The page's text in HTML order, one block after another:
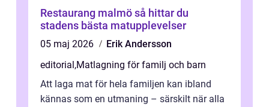
Restaurang malmö så hittar du
stadens bästa matupplevelser
05 maj 2026
Erik Andersson
editorial,Matlagning för familj och barn
Att laga mat för hela familjen kan ibland
kännas som en utmaning – särskilt när alla